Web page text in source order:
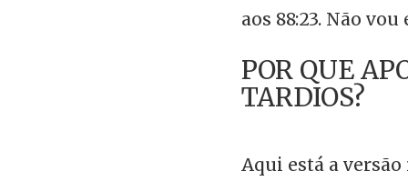
aos 88:23. Não vou
POR QUE
TARDIOS?
Aqui está a